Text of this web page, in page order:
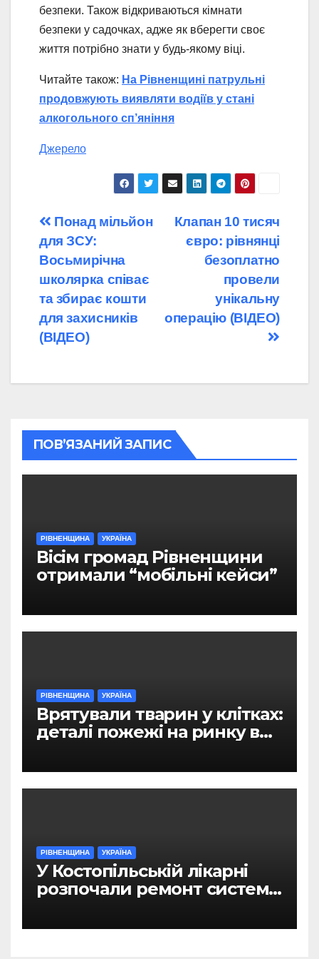
безпеки. Також відкриваються кімнати
безпеки у садочках, адже як вберегти своє
життя потрібно знати у будь-якому віці.
Читайте також: На Рівненщині патрульні
продовжують виявляти водіїв у стані
алкогольного сп’яніння
Джерело
Навігація
записів
Клапан 10 тисяч
євро: рівнянці
безоплатно
провели
унікальну
операцію (ВІДЕО)
Понад мільйон
для ЗСУ:
Восьмирічна
школярка співає
та збирає кошти
для захисників
(ВІДЕО)
ПОВ’ЯЗАНИЙ ЗАПИС
РІВНЕНЩИНА УКРАЇНА
Вісім громад Рівненщини
отримали “мобільні кейси”
РІВНЕНЩИНА УКРАЇНА
Врятували тварин у клітках:
деталі пожежі на ринку в
РІВНЕНЩИНА УКРАЇНА
У Костопільській лікарні
розпочали ремонт системи